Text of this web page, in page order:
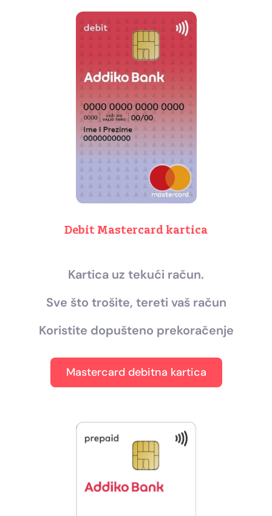
Debit Mastercard kartica
Kartica uz tekući račun.
Sve što trošite, tereti vaš račun
Koristite dopušteno prekoračenje
Mastercard debitna kartica